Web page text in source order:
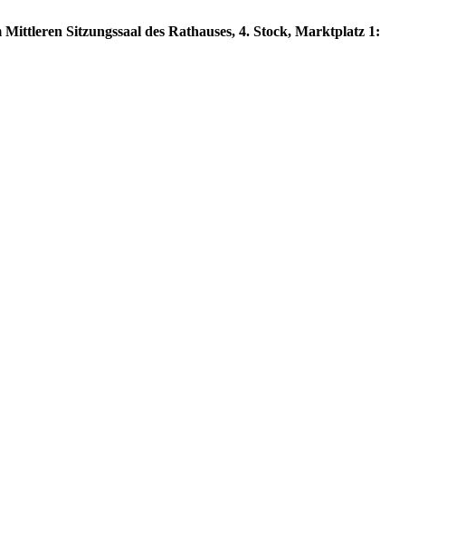
Sitzungssaal des Rathauses, 4. Stock, Marktplatz 1: